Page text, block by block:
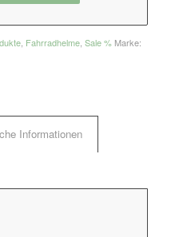
, Fahrradhelme, Sale % Marke:
Informationen